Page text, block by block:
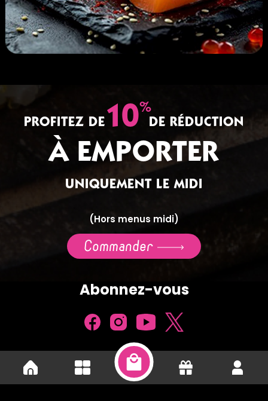
PROFITEZ DE10%
DE RÉDUCTION
À EMPORTER
UNIQUEMENT LE MIDI
(Hors menus midi)
Commander
Abonnez-vous